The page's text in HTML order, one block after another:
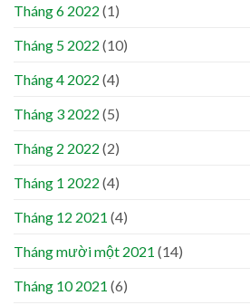
Tháng 6 2022 (1)
Tháng 5 2022 (10)
Tháng 4 2022 (4)
Tháng 3 2022 (5)
Tháng 2 2022 (2)
Tháng 1 2022 (4)
Tháng 12 2021 (4)
Tháng mười một 2021 (14)
Tháng 10 2021 (6)